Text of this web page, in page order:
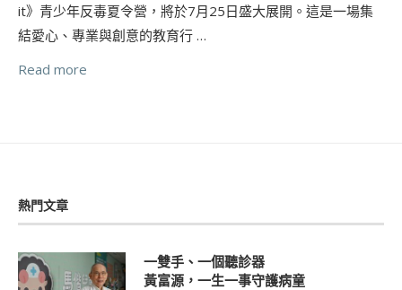
it》青少年反毒夏令營，將於7月25日盛大展開。這是一場集
結愛心、專業與創意的教育行 …
Read more
熱門文章
一雙手、一個聽診器
黃富源，一生一事守護病童